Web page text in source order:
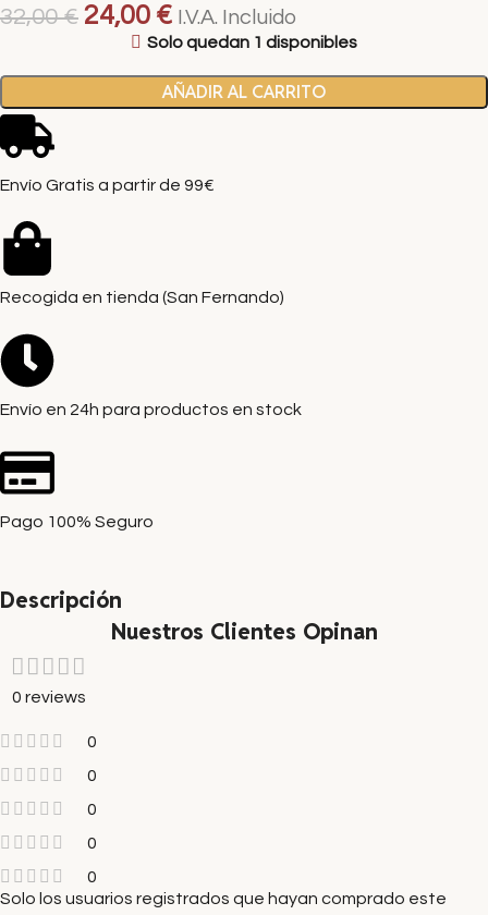
32,00€ 24,00 € I.V.A. Incluido
Solo quedan 1 disponibles
AÑADIR AL CARRITO
Envío Gratis a partir de 99€
Recogida en tienda (San Fernando)
Envío en 24h para productos en stock
Pago 100% Seguro
Descripción
Nuestros Clientes Opinan
0 reviews
0
0
0
0
0
Solo los usuarios registrados que hayan comprado este